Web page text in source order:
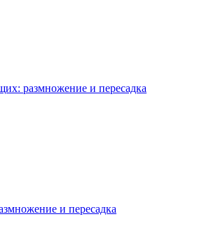
размножение и пересадка
и пересадка